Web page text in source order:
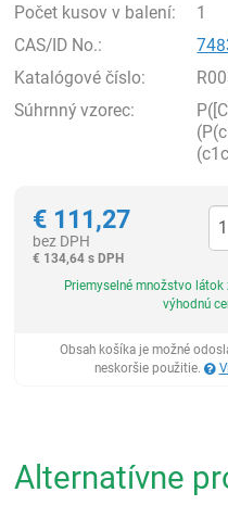
Počet kusov v balení:
1
CAS/ID No.:
Katalógové číslo:
Súhrnný vzorec:
€ 111,27
bez DPH
€ 134,64 s DPH
Priemyselné množstvo látok
výhodnú
Obsah košíka je možné
neskoršie použitie.
Alternatívne